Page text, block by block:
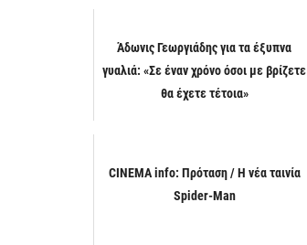
Άδωνις Γεωργιάδης για τα έξυπνα
γυαλιά: «Σε έναν χρόνο όσοι με βρίζετε
θα έχετε τέτοια»
CINEMA info: Πρόταση / Η νέα ταινία
Spider-Man